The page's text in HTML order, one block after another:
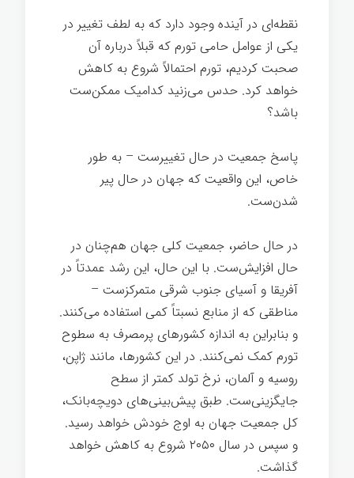
نقطه‌ای در آینده وجود دارد که به لطف تغییر در
یکی از عوامل حامی تورم که قبلاً درباره آن
صحبت کردیم، تورم احتمالاً شروع به کاهش
خواهد کرد. حدس می‌زنید کدامیک ممکن‌ست
باشد؟
پاسخ جمعیت در حال تغییرست – به طور
خاص، این واقعیت که جهان در حال پیر
شدن‌ست.
در حال حاضر، جمعیت کلی جهان هم‌چنان در
حال افزایش‌ست. با این حال، این رشد عمدتاً در
آفریقا و آسیای جنوب شرقی متمرکزست –
مناطقی که از منابع نسبتاً کمی استفاده می‌کنند.
و بنابراین به اندازه کشورهای پرمصرف به سطوح
تورم کمک نمی‌کنند. در این کشورها، مانند ژاپن،
روسیه و آلمان، نرخ تولد کمتر از سطح
جایگزینی‌ست. طبق پیش‌بینی‌های دویچه‌بانک،
کل جمعیت جهان به اوج خودش خواهد رسید.
و سپس در سال ۲۰۵۰ شروع به کاهش خواهد
گذاشت.